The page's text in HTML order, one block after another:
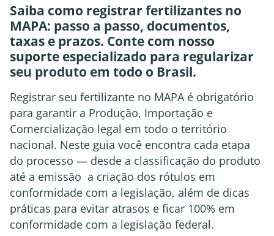
Saiba como registrar fertilizantes no
MAPA: passo a passo, documentos,
taxas e prazos. Conte com nosso
suporte especializado para regularizar
seu produto em todo o Brasil.
Registrar seu fertilizante no MAPA é obrigatório
para garantir a Produção, Importação e
Comercialização legal em todo o território
nacional. Neste guia você encontra cada etapa
do processo — desde a classificação do produto
até a emissão a criação dos rótulos em
conformidade com a legislação, além de dicas
práticas para evitar atrasos e ficar 100% em
conformidade com a legislação federal.